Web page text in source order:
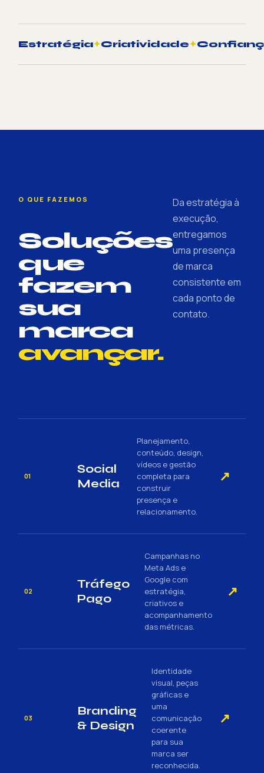
Estratégia✦Criatividade✦
O QUE FAZEMOS
Soluções
que
fazem
sua
marca
avançar.
Da estratégia à
execução,
entregamos
uma presença
de marca
consistente em
cada ponto de
contato.
01
Social
Media
Planejamento,
conteúdo, design,
vídeos e gestão
completa para
construir
presença e
relacionamento.
↗
02
Tráfego
Pago
Campanhas no
Meta Ads e
Google com
estratégia,
criativos e
acompanhamento
das métricas.
↗
03
Branding
& Design
Identidade
visual, peças
gráficas e
uma
comunicação
coerente
para sua
marca ser
reconhecida.
↗